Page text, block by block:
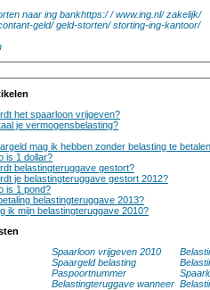
naar ing bankhttps:/ / www.ing.nl/ zakelijk/
geld/ geld-storten/ storting-ing-kantoor/
het spaarloon vrijgeven?
je vermogensbelasting?
mag ik hebben zonder belasting te
is 1 dollar?
belastingteruggave gestort?
je belastingteruggave gestort 2012?
is 1 pond?
belastingteruggave 2013?
ik mijn belastingteruggave 2010?
Spaarloon vrijgeven 2010
Spaargeld belasting
Paspoortnummer
Belastingteruggave wanneer